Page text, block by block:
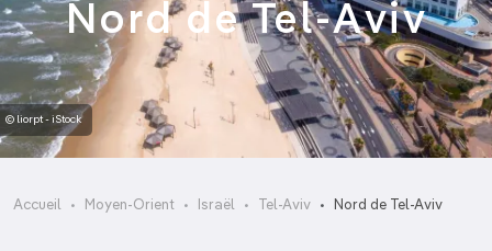
Nord de Tel-Aviv
© liorpt - iStock
Accueil Moyen-Orient Israël Tel-Aviv Nord de Tel-Aviv